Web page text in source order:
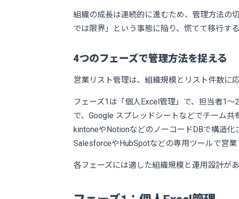
組織の成長は連続的に進むため、管理方法の
では限界」という事態に陥り、慌てて移行す
4つのフェーズで管理方法を捉える
営業リスト管理は、組織規模とリスト件数に
フェーズ1は「個人Excel管理」で、担当者1
で、Google スプレッドシートなどでチーム共
kintoneやNotionなどのノーコードDBで構造
SalesforceやHubSpotなどの専用ツールで営
各フェーズには適した組織規模と運用設計が